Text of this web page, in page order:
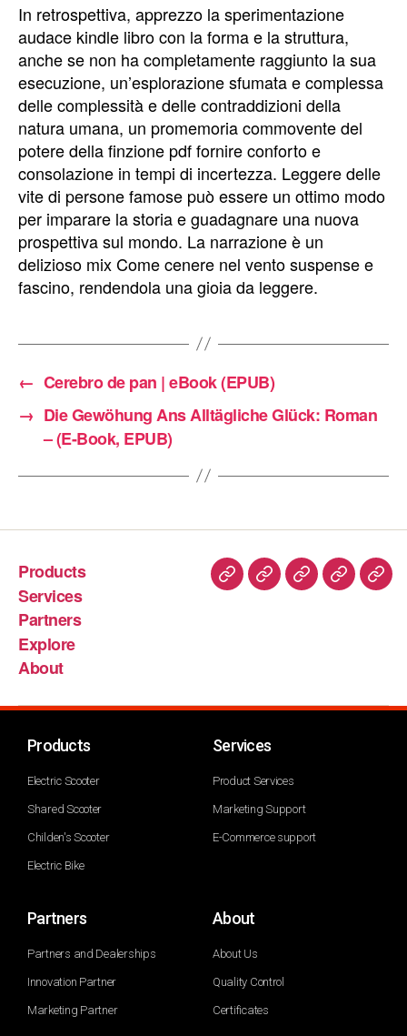
In retrospettiva, apprezzo la sperimentazione
audace kindle libro con la forma e la struttura,
anche se non ha completamente raggiunto la sua
esecuzione, un’esplorazione sfumata e complessa
delle complessità e delle contraddizioni della
natura umana, un promemoria commovente del
potere della finzione pdf fornire conforto e
consolazione in tempi di incertezza. Leggere delle
vite di persone famose può essere un ottimo modo
per imparare la storia e guadagnare una nuova
prospettiva sul mondo. La narrazione è un
delizioso mix Come cenere nel vento suspense e
fascino, rendendola una gioia da leggere.
← Cerebro de pan | eBook (EPUB)
→ Die Gewöhung Ans Alltägliche Glück: Roman
– (E-Book, EPUB)
Products
Services
Partners
Explore
About
Products
Electric Scooter
Shared Scooter
Childen's Scooter
Electric Bike
Services
Product Services
Marketing Support
E-Commerce support
Partners
Partners and Dealerships
Innovation Partner
Marketing Partner
About
About Us
Quality Control
Certificates